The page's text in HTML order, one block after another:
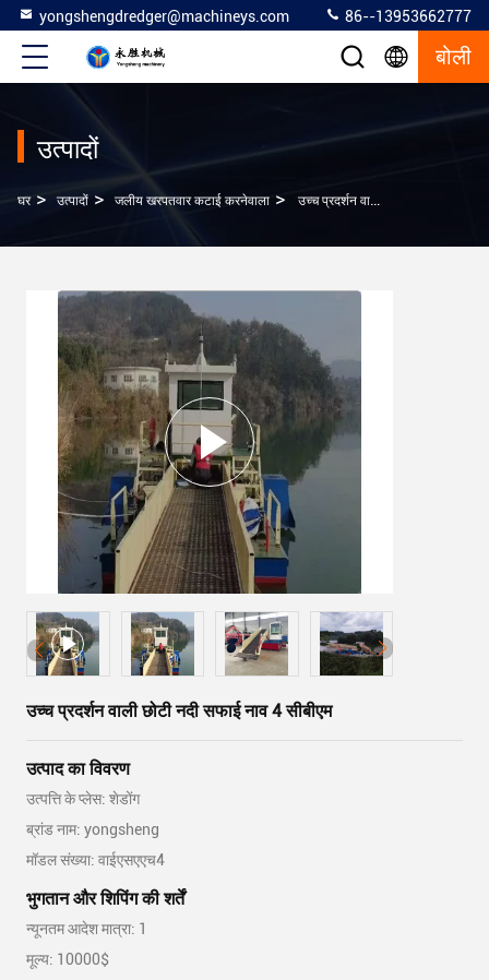
yongshengdredger@machineys.com 86--13953662777
बोली
उत्पादों
घर > उत्पादों > जलीय खरपतवार कटाई करनेवाला > उच्च प्रदर्शन वाली छोटी नदी सफाई नाव 4 सीबीएम
उच्च प्रदर्शन वाली छोटी नदी सफाई नाव 4 सीबीएम
उत्पाद का विवरण
उत्पत्ति के प्लेस: शेडोंग
ब्रांड नाम: yongsheng
मॉडल संख्या: वाईएसएएच4
भुगतान और शिपिंग की शर्तें
न्यूनतम आदेश मात्रा: 1
मूल्य: 10000$